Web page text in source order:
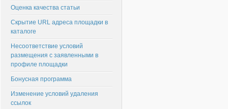
Оценка качества статьи
Скрытие URL адреса площадки в
каталоге
Несоответствие условий
размещения с заявленными в
профиле площадки
Бонусная программа
Изменение условий удаления
ссылок